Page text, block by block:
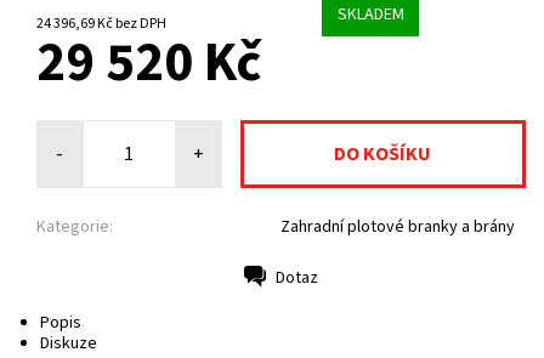
24 396,69 Kč bez DPH SKLADEM
29 520 Kč
- +
Kategorie: Zahradní plotové branky a brány
Dotaz
Popis
Diskuze